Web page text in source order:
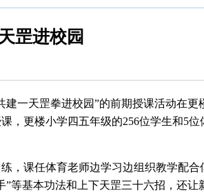
罡进校园
一天罡拳进校园”的前期授课活动在更
，更楼小学四五年级的256位学生和5位
，课任体育老师边学习边组织教学配合
等基本功法和上下天罡三十六招，还让